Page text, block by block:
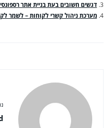
דגשים חשובים בעת בניית אתר
מערכת ניהול קשרי לקוחות – לשמר